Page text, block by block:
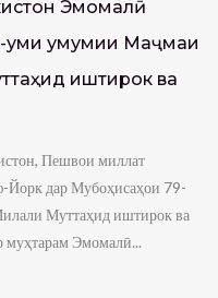
Эмомалӣ
уми умумии Маҷмаи
иштирок ва
Пешвои миллат
дар Мубоҳисаҳои 79-
Муттаҳид иштирок ва
муҳтарам Эмомалӣ...